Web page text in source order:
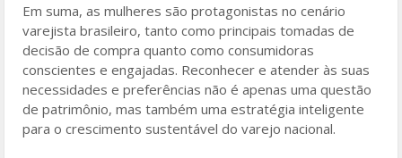
Em suma, as mulheres são protagonistas no cenário
varejista brasileiro, tanto como principais tomadas de
decisão de compra quanto como consumidoras
conscientes e engajadas. Reconhecer e atender às suas
necessidades e preferências não é apenas uma questão
de patrimônio, mas também uma estratégia inteligente
para o crescimento sustentável do varejo nacional.